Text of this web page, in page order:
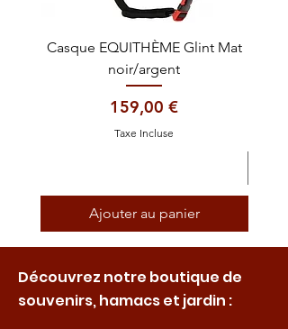
Casque EQUITHÈME Glint Mat
noir/argent
Prix
159,00 €
Taxe Incluse
Ajouter au panier
Découvrez notre boutique de
souvenirs, hamacs et jardin :